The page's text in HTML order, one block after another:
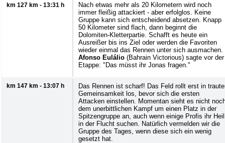
km 127 km - 13:31 h
Nach etwas mehr als 20 Kilometern wird noch
immer fleißig attackiert - aber erfolglos. Keine
Gruppe kann sich entscheidend absetzen. Knapp
50 Kilometer sind flach, dann beginnt die
Dolomiten-Kletterpartie. Schafft es heute ein
Ausreißer bis ins Ziel oder werden die Favoriten
wieder einmal das Rennen unter sich ausmachen.
Afonso Eulálio (Bahrain Victorious) sagte vor der
Etappe: "Das müsst ihr Jonas fragen."
km 147 km - 13:07 h
Das Rennen ist scharf! Das Feld rollt erst in
Gemeinsamkeit los, bevor sich die ersten
Attacken einstellen. Momentan sieht es nicht
dem unerbittlichen Kampf um einen Platz in der
Spitzengruppe an, auch wenn einige Profis ihr Heil
in der Flucht suchen. Natürlich vermelden wir die
Gruppe des Tages, wenn diese sich ein wenig
gesetzt hat.